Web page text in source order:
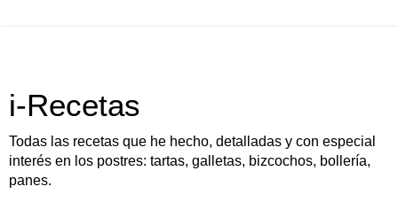
i-Recetas
Todas las recetas que he hecho, detalladas y con especial
interés en los postres: tartas, galletas, bizcochos, bollería,
panes.